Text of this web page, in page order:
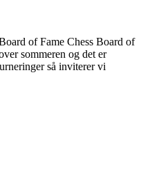
of Fame Chess Board of
sommeren og det er
så inviterer vi